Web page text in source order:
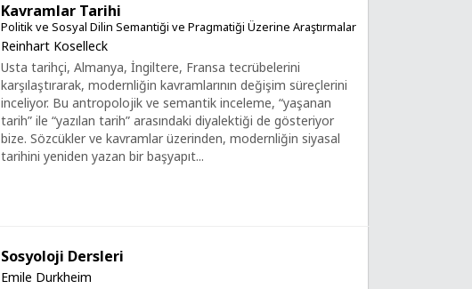
Kavramlar Tarihi
Politik ve Sosyal Dilin Semantiği ve Pragmatiği Üzerine Araştırmalar
Reinhart Koselleck
Usta tarihçi, Almanya, İngiltere, Fransa tecrübelerini
karşılaştırarak, modernliğin kavramlarının değişim süreçlerini
inceliyor. Bu antropolojik ve semantik inceleme, “yaşanan
tarih” ile “yazılan tarih” arasındaki diyalektiği de gösteriyor
bize. Sözcükler ve kavramlar üzerinden, modernliğin siyasal
tarihini yeniden yazan bir başyapıt...
Sosyoloji Dersleri
Emile Durkheim